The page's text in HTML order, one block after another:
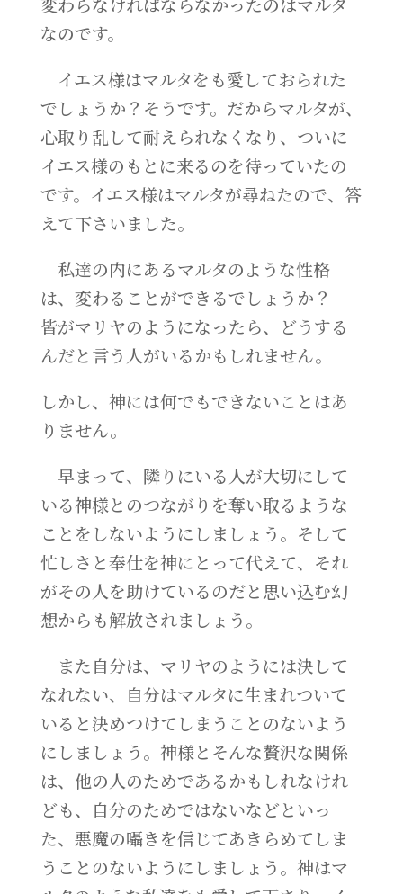
なのです。
イエス様はマルタをも愛しておられた
でしょうか？そうです。だからマルタが、
心取り乱して耐えられなくなり、ついに
イエス様のもとに来るのを待っていたの
です。イエス様はマルタが尋ねたので、答
えて下さいました。
私達の内にあるマルタのような性格
は、変わることができるでしょうか？
皆がマリヤのようになったら、どうする
んだと言う人がいるかもしれません。
しかし、神には何でもできないことはあ
りません。
早まって、隣りにいる人が大切にして
いる神様とのつながりを奪い取るような
ことをしないようにしましょう。そして
忙しさと奉仕を神にとって代えて、それ
がその人を助けているのだと思い込む幻
想からも解放されましょう。
また自分は、マリヤのようには決して
なれない、自分はマルタに生まれついて
いると決めつけてしまうことのないよう
にしましょう。神様とそんな贅沢な関係
は、他の人のためであるかもしれなけれ
ども、自分のためではないなどといっ
た、悪魔の囁きを信じてあきらめてしま
うことのないようにしましょう。神はマ